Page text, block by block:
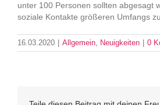
unter 100 Personen sollten abgesagt
soziale Kontakte größeren Umfangs
16.03.2020 | Allgemein Neuigkeiten | 0